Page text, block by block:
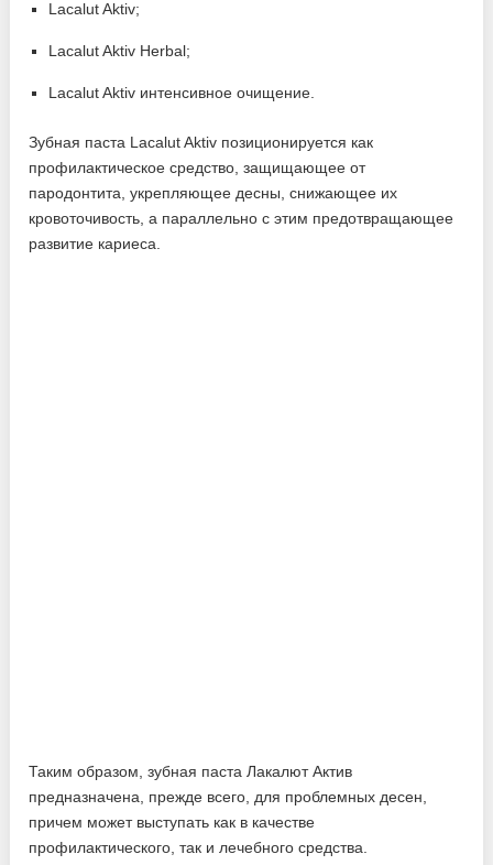
Lacalut Aktiv;
Lacalut Aktiv Herbal;
Lacalut Aktiv интенсивное очищение.
Зубная паста Lacalut Aktiv позиционируется как
профилактическое средство, защищающее от
пародонтита, укрепляющее десны, снижающее их
кровоточивость, а параллельно с этим предотвращающее
развитие кариеса.
Таким образом, зубная паста Лакалют Актив
предназначена, прежде всего, для проблемных десен,
причем может выступать как в качестве
профилактического, так и лечебного средства.